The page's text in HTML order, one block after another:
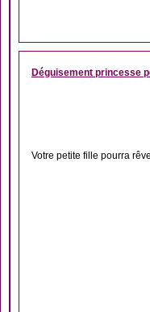
Déguisement princesse
Votre petite fille pourra